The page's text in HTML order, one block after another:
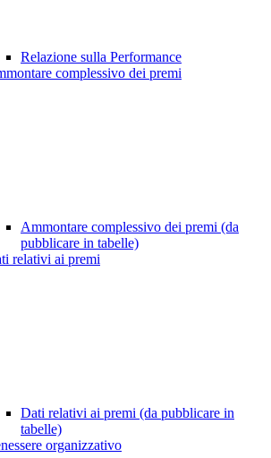
Relazione sulla Performance
complessivo dei premi
Ammontare complessivo dei premi (da
pubblicare in tabelle)
relativi ai premi
Dati relativi ai premi (da pubblicare in
tabelle)
organizzativo